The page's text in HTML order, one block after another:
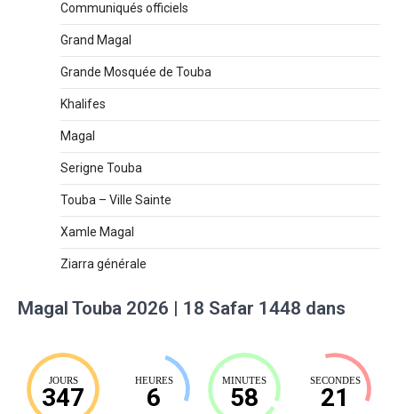
Communiqués officiels
Grand Magal
Grande Mosquée de Touba
Khalifes
Magal
Serigne Touba
Touba – Ville Sainte
Xamle Magal
Ziarra générale
Magal Touba 2026 | 18 Safar 1448 dans
JOURS
347
HEURES
6
MINUTES
58
SECONDES
19